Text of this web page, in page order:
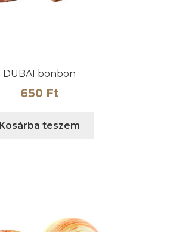
DUBAI bonbon
650 Ft
Kosárba teszem